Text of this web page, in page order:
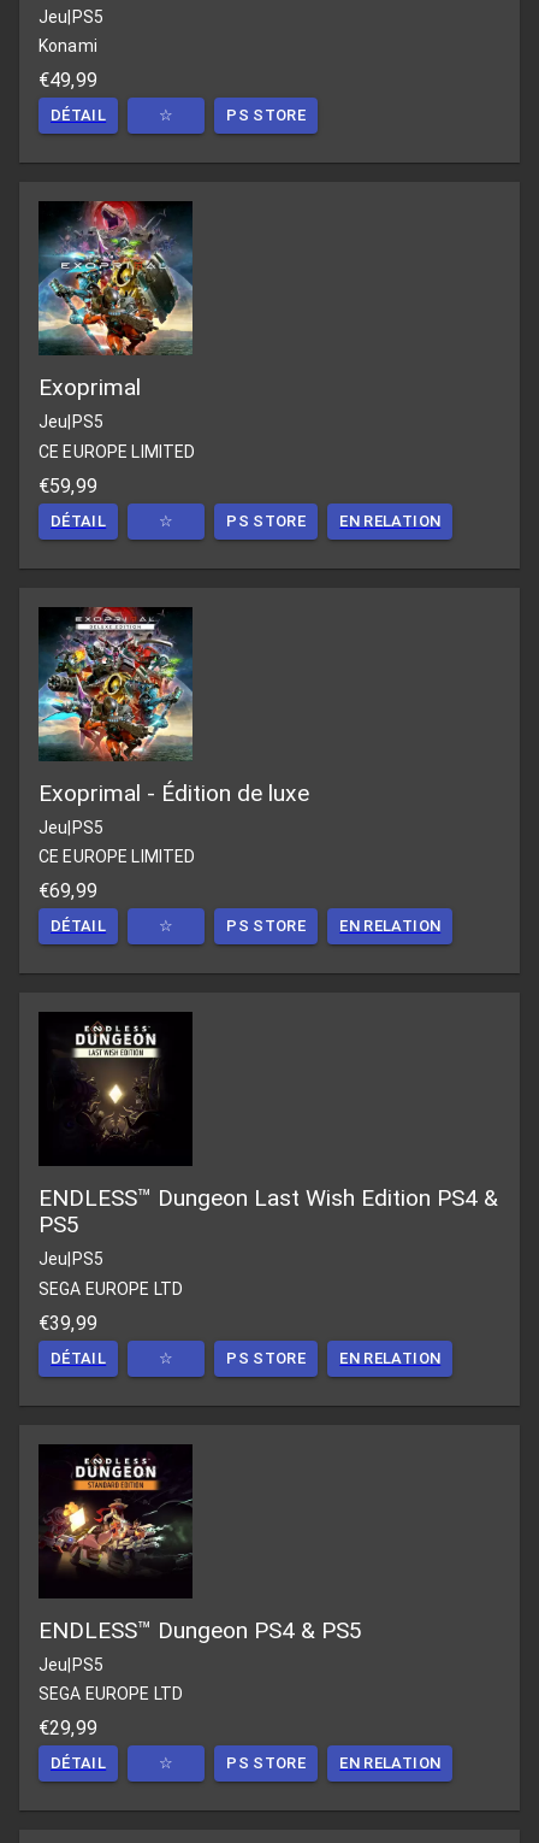
Jeu|PS5
Konami
€49,99
DÉTAIL ☆ PS STORE
Exoprimal
Jeu PS5
CE EUROPE LIMITED
€59,99
DÉTAIL ☆ PS STORE EN RELATION
Exoprimal - Édition de luxe
Jeu|PS5
CE EUROPE LIMITED
€69,99
DÉTAIL ☆ PS STORE EN RELATION
ENDLESS™ Dungeon Last Wish Edition PS4 &
PS5
Jeu PS5
SEGA EUROPE LTD
€39,99
DÉTAIL ☆ PS STORE EN RELATION
ENDLESS™ Dungeon PS4 & PS5
Jeu|PS5
SEGA EUROPE LTD
€29,99
DÉTAIL ☆ PS STORE EN RELATION